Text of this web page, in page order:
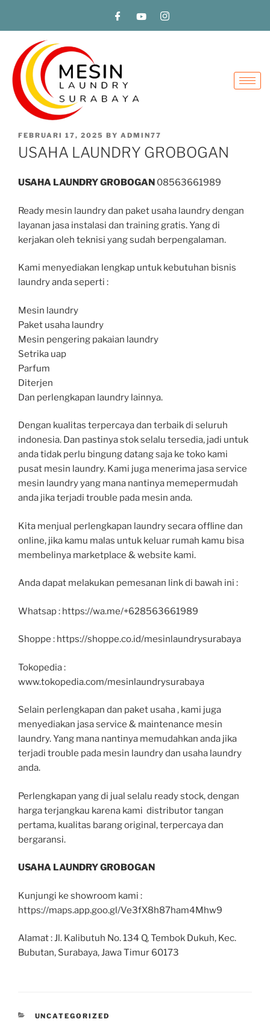
FEBRUARI 17, 2025 BY ADMIN77
USAHA LAUNDRY GROBOGAN
USAHA LAUNDRY GROBOGAN 08563661989
Ready mesin laundry dan paket usaha laundry dengan
layanan jasa instalasi dan training gratis. Yang di
kerjakan oleh teknisi yang sudah berpengalaman.
Kami menyediakan lengkap untuk kebutuhan bisnis
laundry anda seperti :
Mesin laundry
Paket usaha laundry
Mesin pengering pakaian laundry
Setrika uap
Parfum
Diterjen
Dan perlengkapan laundry lainnya.
Dengan kualitas terpercaya dan terbaik di seluruh
indonesia. Dan pastinya stok selalu tersedia, jadi untuk
anda tidak perlu bingung datang saja ke toko kami
pusat mesin laundry. Kami juga menerima jasa service
mesin laundry yang mana nantinya memepermudah
anda jika terjadi trouble pada mesin anda.
Kita menjual perlengkapan laundry secara offline dan
online, jika kamu malas untuk keluar rumah kamu bisa
membelinya marketplace & website kami.
Anda dapat melakukan pemesanan link di bawah ini :
Whatsap : https://wa.me/+628563661989
Shoppe : https://shoppe.co.id/mesinlaundrysurabaya
Tokopedia :
www.tokopedia.com/mesinlaundrysurabaya
Selain perlengkapan dan paket usaha , kami juga
menyediakan jasa service & maintenance mesin
laundry. Yang mana nantinya memudahkan anda jika
terjadi trouble pada mesin laundry dan usaha laundry
anda.
Perlengkapan yang di jual selalu ready stock, dengan
harga terjangkau karena kami distributor tangan
pertama, kualitas barang original, terpercaya dan
bergaransi.
USAHA LAUNDRY GROBOGAN
Kunjungi ke showroom kami :
https://maps.app.goo.gl/Ve3fX8h87ham4Mhw9
Alamat : Jl. Kalibutuh No. 134 Q, Tembok Dukuh, Kec.
Bubutan, Surabaya, Jawa Timur 60173
UNCATEGORIZED